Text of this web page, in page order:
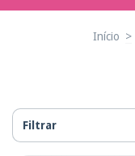
Início >
Filtrar